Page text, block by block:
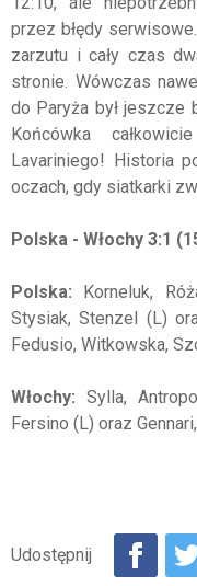
przez błędy
zarzutu i cały czas
stronie. Wówczas
do Paryża był jeszcze
Końcówka
Lavariniego! Historia
oczach, gdy siatkarki
Polska - Włochy 3:1
Polska: Korneluk,
Stysiak, Stenzel (L)
Fedusio, Witkowska,
Włochy: Sylla,
Fersino (L) oraz